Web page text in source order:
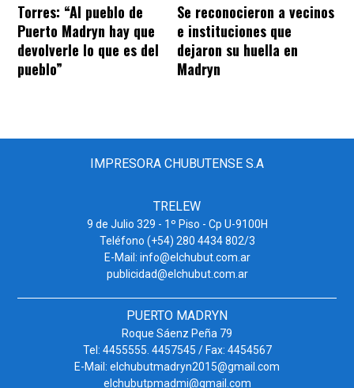
Torres: “Al pueblo de
Puerto Madryn hay que
devolverle lo que es del
pueblo”
Se reconocieron a vecinos
e instituciones que
dejaron su huella en
Madryn
IMPRESORA CHUBUTENSE S.A
TRELEW
9 de Julio 329 - 1º Piso - Cp U-9100H
Teléfono (+54) 280 4434 802/3
E-Mail: info@elchubut.com.ar
publicidad@elchubut.com.ar
PUERTO MADRYN
Roque Sáenz Peña 79
Tel: 4455555. 4457545 / Fax: 4454567
E-Mail: elchubutmadryn2015@gmail.com
elchubutpmadmi@gmail.com